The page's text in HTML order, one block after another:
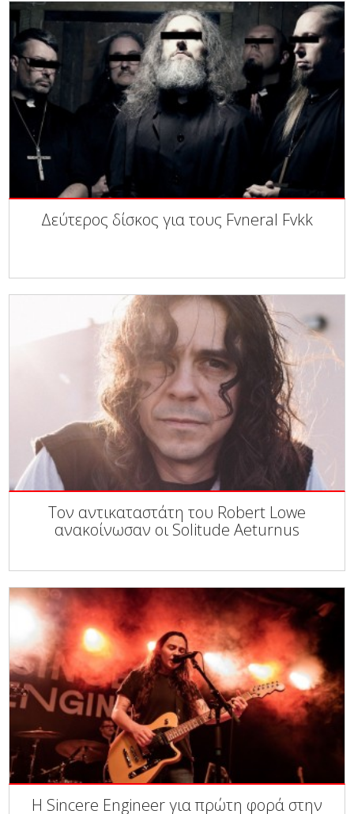
Δεύτερος δίσκος για τους Fvneral Fvkk
Τον αντικαταστάτη του Robert Lowe
ανακοίνωσαν οι Solitude Aeturnus
Η Sincere Engineer για πρώτη φορά στην